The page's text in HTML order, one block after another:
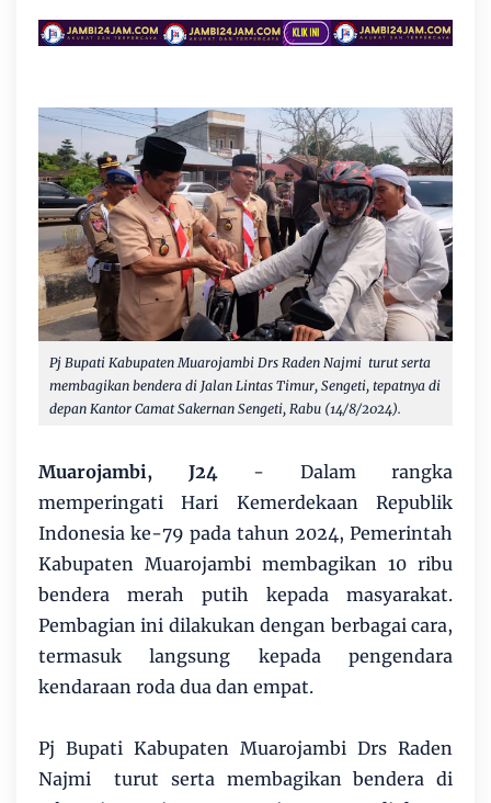
Pj Bupati Kabupaten Muarojambi Drs Raden Najmi turut serta
membagikan bendera di Jalan Lintas Timur, Sengeti, tepatnya di
depan Kantor Camat Sakernan Sengeti, Rabu (14/8/2024).
Muarojambi, J24 - Dalam rangka
memperingati Hari Kemerdekaan Republik
Indonesia ke-79 pada tahun 2024, Pemerintah
Kabupaten Muarojambi membagikan 10 ribu
bendera merah putih kepada masyarakat.
Pembagian ini dilakukan dengan berbagai cara,
termasuk langsung kepada pengendara
kendaraan roda dua dan empat.
Pj Bupati Kabupaten Muarojambi Drs Raden
Najmi turut serta membagikan bendera di